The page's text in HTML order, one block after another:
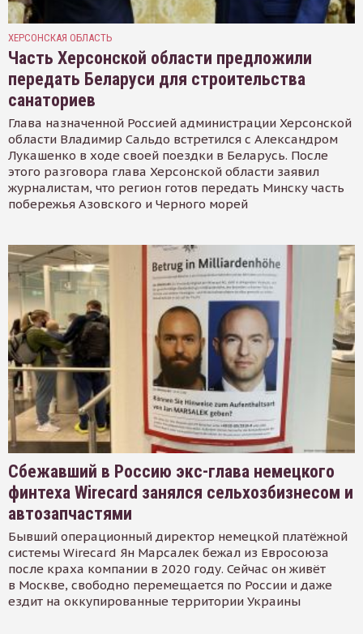
ХЕРСОНСКАЯ ОБЛАСТЬ
Часть Херсонской области предложили
передать Беларуси для строительства
санаториев
Глава назначенной Россией администрации Херсонской
области Владимир Сальдо встретился с Александром
Лукашенко в ходе своей поездки в Беларусь. После
этого разговора глава Херсонской области заявил
журналистам, что регион готов передать Минску часть
побережья Азовского и Черного морей
Сбежавший в Россию экс-глава немецкого
финтеха Wirecard занялся сельхозбизнесом и
автозапчастями
Бывший операционный директор немецкой платёжной
системы Wirecard Ян Марсалек бежал из Евросоюза
после краха компании в 2020 году. Сейчас он живёт
в Москве, свободно перемещается по России и даже
ездит на оккупированные территории Украины